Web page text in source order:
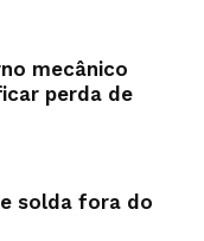
mecânico
perda de
solda fora do